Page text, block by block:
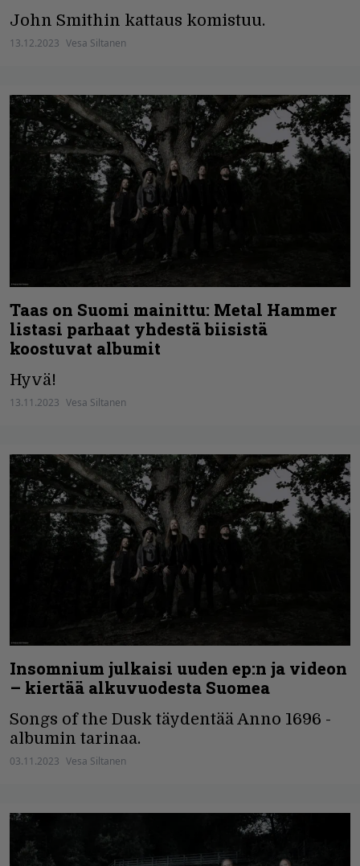
John Smithin kattaus komistuu.
13.12.2023 Vesa Siltanen
Taas on Suomi mainittu: Metal Hammer
listasi parhaat yhdestä biisistä
koostuvat albumit
Hyvä!
13.11.2023 Vesa Siltanen
Insomnium julkaisi uuden ep:n ja videon
– kiertää alkuvuodesta Suomea
Songs of the Dusk täydentää Anno 1696 -
albumin tarinaa.
03.11.2023 Vesa Siltanen